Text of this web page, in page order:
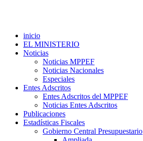
inicio
EL MINISTERIO
Noticias
Noticias MPPEF
Noticias Nacionales
Especiales
Entes Adscritos
Entes Adscritos del MPPEF
Noticias Entes Adscritos
Publicaciones
Estadísticas Fiscales
Gobierno Central Presupuestario